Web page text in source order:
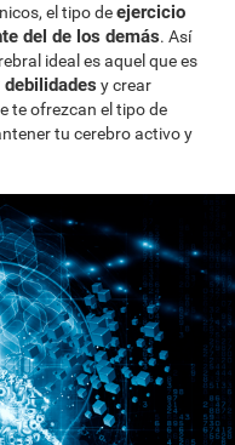
el tipo deejercicio
del de los demás. Así
ideal es aquel que es
y crear
te ofrezcan el tipo de
tu cerebro activo y